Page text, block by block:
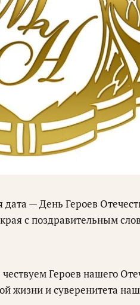
дата — День Героев
с поздравительным
Героев нашего
жизни и суверенитета